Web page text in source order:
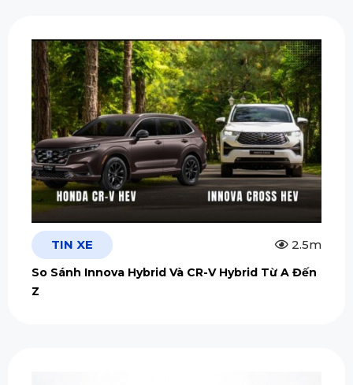
TIN XE 2.5m
So Sánh Innova Hybrid Và CR-V Hybrid Từ A Đến
Z